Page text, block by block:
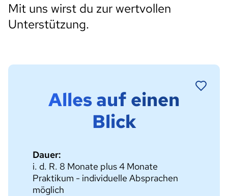
Mit uns wirst du zur wertvollen
Unterstützung.
Alles auf einen
Blick
Dauer:
i. d. R. 8 Monate plus 4 Monate
Praktikum - individuelle Absprachen
möglich